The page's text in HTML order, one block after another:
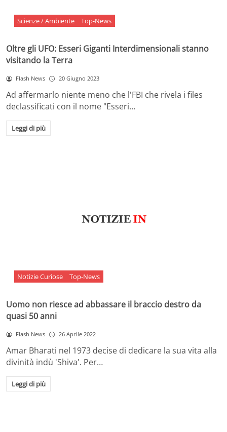
Scienze / Ambiente Top-News
Oltre gli UFO: Esseri Giganti Interdimensionali stanno
visitando la Terra
Flash News 20 Giugno 2023
Ad affermarlo niente meno che l'FBI che rivela i files
declassificati con il nome "Esseri…
Leggi di più
Notizie Curiose Top-News
Uomo non riesce ad abbassare il braccio destro da
quasi 50 anni
Flash News 26 Aprile 2022
Amar Bharati nel 1973 decise di dedicare la sua vita alla
divinità indù 'Shiva'. Per…
Leggi di più